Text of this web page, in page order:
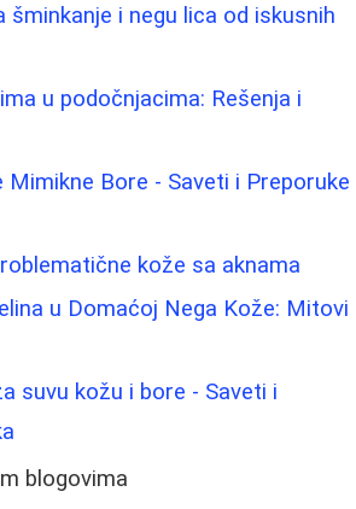
šminkanje i negu lica od iskusnih
u podočnjacima: Rešenja i
Mimikne Bore - Saveti i Preporuke
kože sa aknama
u Domaćoj Nega Kože: Mitovi
suvu kožu i bore - Saveti i
blogovima